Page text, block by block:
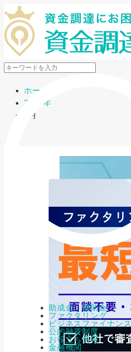
メニューを開閉
助成金・補助金
ファクタリング
ビジネスファイナンス
公的融資制度
お役立ち情報
金融機関
ホーム
2026年
5月